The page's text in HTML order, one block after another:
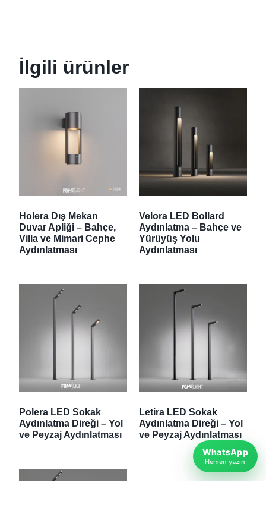
İlgili ürünler
Holera Dış Mekan
Duvar Apliği – Bahçe,
Villa ve Mimari Cephe
Aydınlatması
Velora LED Bollard
Aydınlatma – Bahçe ve
Yürüyüş Yolu
Aydınlatması
Polera LED Sokak
Aydınlatma Direği – Yol
ve Peyzaj Aydınlatması
Letira LED Sokak
Aydınlatma Direği – Yol
ve Peyzaj Aydınlatması
WhatsApp
Hemen yazın